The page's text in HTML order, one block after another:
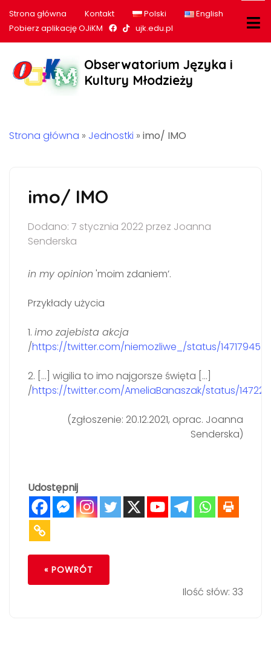
Strona główna Kontakt Polski
English
Pobierz aplikację OJiKM
Nasz profil na Facebook
Nasz profil na tiktok
ujk.edu.pl
Obserwatorium Języka i
Kultury Młodzieży
Strona główna » Jednostki » imo/ IMO
imo/ IMO
Dodano: 7 stycznia 2022 przez Joanna
Senderska
in my opinion 'moim zdaniem’.
Przykłady użycia
1. imo zajebista akcja
/https://twitter.com/niemozliwe_/status/
2. […] wigilia to imo najgorsze święta […]
/https://twitter.com/AmeliaBanaszak/status/
(zgłoszenie: 20.12.2021, oprac. Joanna
Senderska)
Udostępnij
« POWRÓT
Ilość słów: 33